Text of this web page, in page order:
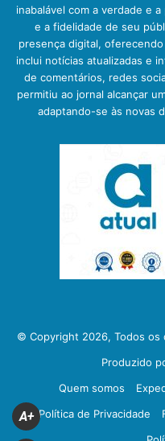
inabalável com a verdade e
e a fidelidade de seu
presença digital,
inclui notícias atualizadas e
de comentários, redes
permitiu ao jornal alcançar
adaptando-se às novas
© Copyright 2026, Todos
Produzido
Quem somos
Política de Privacidade
A+